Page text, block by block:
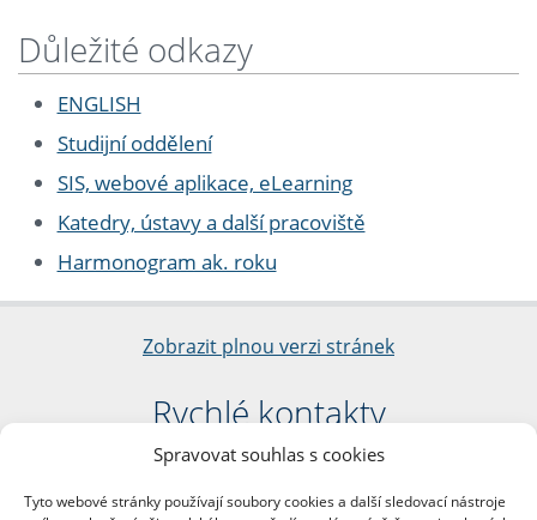
Spravovat souhlas s cookies
Tyto webové stránky používají soubory cookies a další sledovací nástroje
Důležité odkazy
ENGLISH
Studijní oddělení
SIS, webové aplikace, eLearning
Katedry, ústavy a další pracoviště
Harmonogram ak. roku
Zobrazit plnou verzi stránek
Rychlé kontakty
Filozofická fakulta
nám. Jana Palacha 1/2